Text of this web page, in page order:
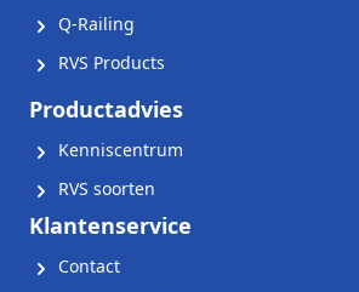
Q-Railing
RVS Products
Productadvies
Kenniscentrum
RVS soorten
Klantenservice
Contact